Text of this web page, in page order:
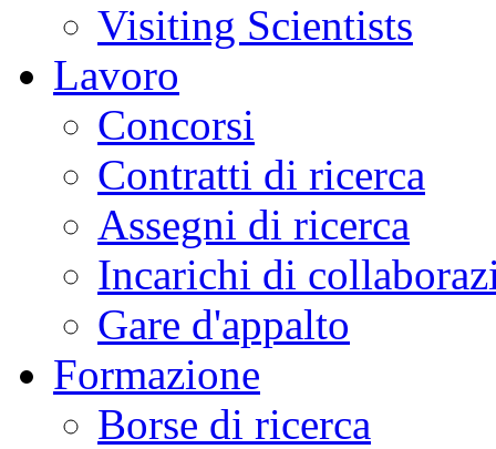
Visiting Scientists
Lavoro
Concorsi
Contratti di ricerca
Assegni di ricerca
Incarichi di
Gare d'appalto
Formazione
Borse di ricerca